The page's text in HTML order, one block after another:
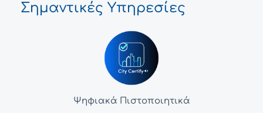
Σημαντικές Υπηρεσίες
Ψηφιακά Πιστοποιητικά